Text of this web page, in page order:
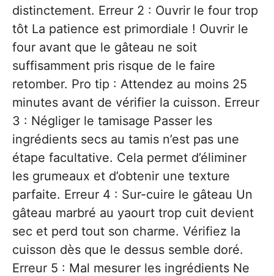
distinctement. Erreur 2 : Ouvrir le four trop
tôt La patience est primordiale ! Ouvrir le
four avant que le gâteau ne soit
suffisamment pris risque de le faire
retomber. Pro tip : Attendez au moins 25
minutes avant de vérifier la cuisson. Erreur
3 : Négliger le tamisage Passer les
ingrédients secs au tamis n’est pas une
étape facultative. Cela permet d’éliminer
les grumeaux et d’obtenir une texture
parfaite. Erreur 4 : Sur-cuire le gâteau Un
gâteau marbré au yaourt trop cuit devient
sec et perd tout son charme. Vérifiez la
cuisson dès que le dessus semble doré.
Erreur 5 : Mal mesurer les ingrédients Ne